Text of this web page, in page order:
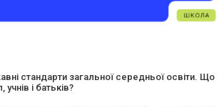
стандарти загальної середньої освіти. Що
і батьків?